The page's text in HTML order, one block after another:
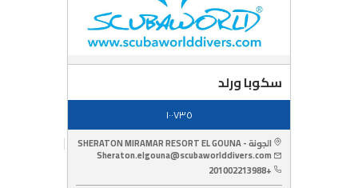
سكوبا ورلد
١٠٠٧٣٥
الجونة - SHERATON MIRAMAR RESORT EL GOUNA
Sheraton.elgouna@scubaworlddivers.com
+201002213988